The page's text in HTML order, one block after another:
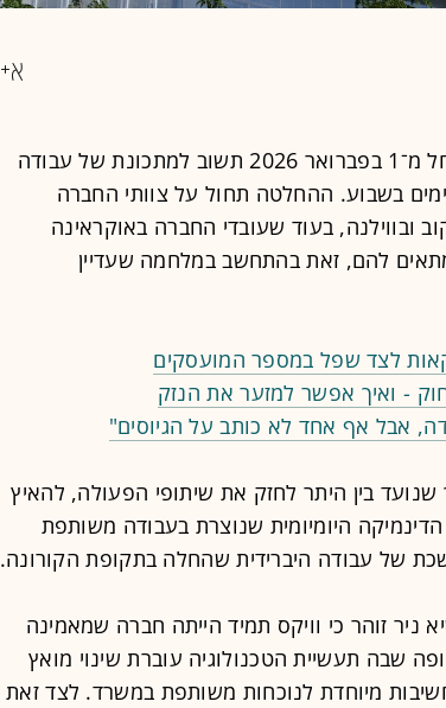
חברת וויקס הודיעה לעובדיה כי החל מ־1 בפברואר 2026 תשוב למתכונת של עבודה
בשבוע. ההחלטה תחול על צוותי החברה
ובווילנה, בעוד שעובדי החברה באוקראינה
להם, זאת בהתחשב במלחמה שעדיין
לצד שפל במספר המועסקים
- ואיך אפשר למזער את הנזק
אבל אף אחד לא כותב על הגיוסים"
בין היתר לחזק את שיתופי הפעולה, להאיץ
היומיומית שנוצרת בעבודה משותפת
של עבודה היברידית שהחלה בתקופת הקורונה.
זוהר כי וויקס תמיד הייתה חברה שמאמינה
שבה תעשיית הטכנולוגיה עוברת שינוי מואץ
מיוחדת לנוכחות משותפת במשרד. לצד זאת